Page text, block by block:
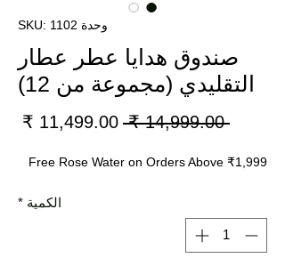
وحدة SKU: 1102
صندوق هدايا عطر عطار
التقليدي (مجموعة من 12)
‏14,999.00 ₹
سعر
Free Rose Water on Orders Above ₹1,999
الكمية *